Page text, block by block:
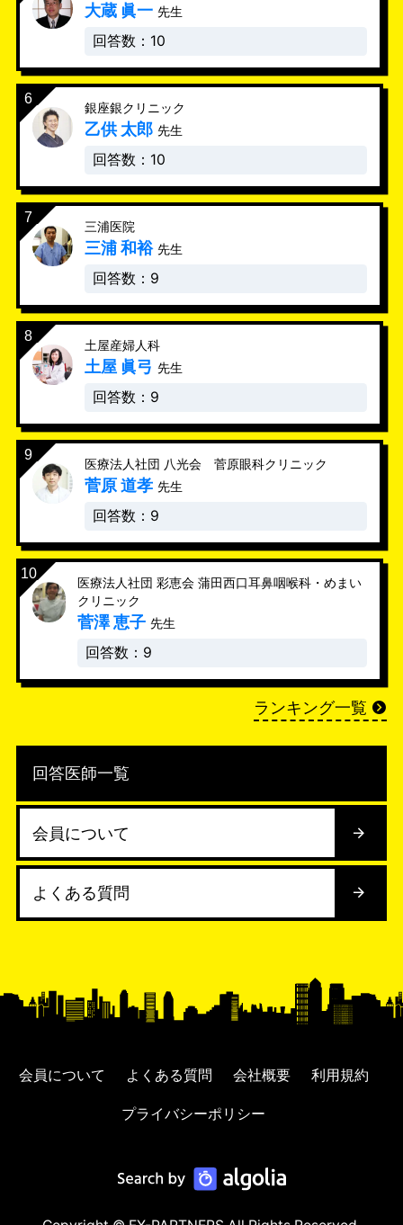
大蔵 眞一 先生
回答数：10
銀座銀クリニック
乙供 太郎 先生
回答数：10
三浦医院
三浦 和裕 先生
回答数：9
土屋産婦人科
土屋 眞弓 先生
回答数：9
医療法人社団 八光会 菅原眼科クリニック
菅原 道孝 先生
回答数：9
医療法人社団 彩恵会 蒲田西口耳鼻咽喉科・めまい
クリニック
菅澤 恵子 先生
回答数：9
ランキング一覧
回答医師一覧
会員について
よくある質問
会員について よくある質問 会社概要 利用規約
プライバシーポリシー